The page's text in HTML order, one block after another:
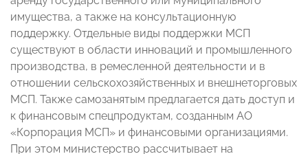
имущества, а также на консультационную
поддержку. Отдельные виды поддержки МСП
существуют в области инноваций и промышленного
производства, в ремесленной деятельности и в
отношении сельскохозяйственных и внешнеторговых
МСП. Также самозанятым предлагается дать доступ и
к финансовым спецпродуктам, созданным АО
«Корпорация МСП» и финансовыми организациями.
При этом министерство рассчитывает на